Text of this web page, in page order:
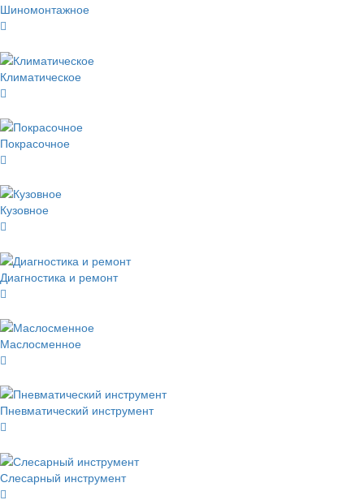
Шиномонтажное
Климатическое
Покрасочное
Кузовное
Диагностика и ремонт
Маслосменное
Пневматический инструмент
Слесарный инструмент